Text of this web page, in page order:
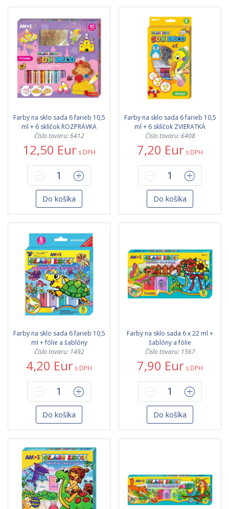
Farby na sklo sada 6 farieb 10,5
ml + 6 sklíčok ROZPRÁVKA
Číslo tovaru: 6412
12,50 Eur s DPH
Do košíka
Farby na sklo sada 6 farieb 10,5
ml + 6 sklíčok ZVIERATKÁ
Číslo tovaru: 6408
7,20 Eur s DPH
Do košíka
Farby na sklo sada 6 farieb 10,5
ml + fólie a šablóny
Číslo tovaru: 1492
4,20 Eur s DPH
Do košíka
Farby na sklo sada 6 x 22 ml +
šablóny a fólie
Číslo tovaru: 1567
7,90 Eur s DPH
Do košíka